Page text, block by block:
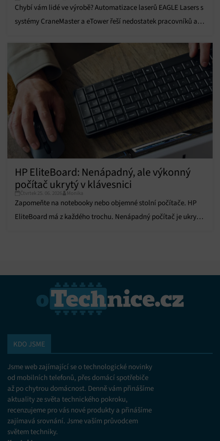
zařízení na základě automaticky přenášených
podvodů a odstraňování chyb, Poskytování a
zobrazování reklamy a obsahu, Ukládání a sdělování
voleb ochrany osobních údajů.
Vždy aktivní
Chybí vám lidé ve výrobě? Automatizace laserů EAGLE Lasers s
systémy CraneMaster a eTower řeší nedostatek pracovníků a
HP EliteBoard: Nenápadný, ale výkonný
počítač ukrytý v klávesnici
Čtvrtek 25. 06. 2026 Monika
Zapomeňte na notebooky nebo objemné stolní počítače. HP
EliteBoard má z každého trochu. Nenápadný počítač je ukrytý
KDO JSME
Jsme web zajímající se o technologické novinky
od mobilních telefonů, přes domácí spotřebiče
až po chytrou domácnost. Denně vám přinášíme
aktuality ze světa technického pokroku,
recenzujeme pro vás nové produkty a přinášíme
zajímavá srovnání. Jsme vaším průvodcem
světem techniky.